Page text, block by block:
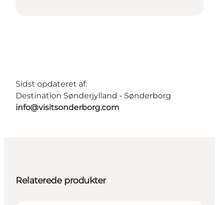
Sidst opdateret af:
Destination Sønderjylland - Sønderborg
info@visitsonderborg.com
Relaterede produkter